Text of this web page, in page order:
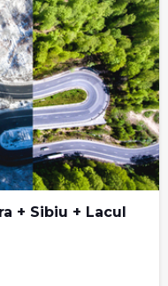
+ Sibiu + Lacul